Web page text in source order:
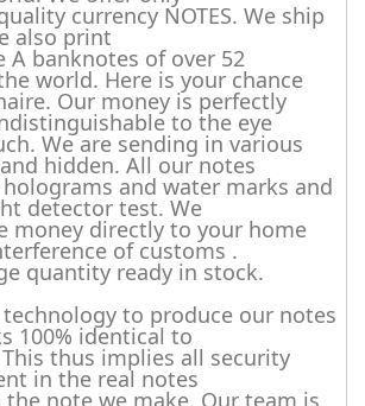
currency NOTES. We ship
also print
A banknotes of over 52
world. Here is your chance
Our money is perfectly
to the eye
We are sending in various
hidden. All our notes
and water marks and
detector test. We
money directly to your home
of customs .
quantity ready in stock.
to produce our notes
100% identical to
thus implies all security
in the real notes
note we make. Our team is